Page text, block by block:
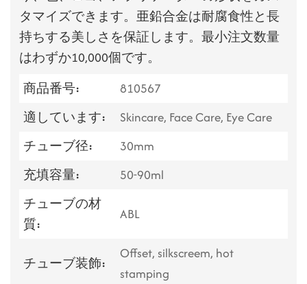
タマイズできます。亜鉛合金は耐腐食性と長
持ちする美しさを保証します。最小注文数量
はわずか10,000個です。
商品番号:
810567
適しています:
Skincare, Face Care, Eye Care
チューブ径:
30mm
充填容量:
50-90ml
チューブの材
質:
ABL
チューブ装飾:
Offset, silkscreem, hot
stamping